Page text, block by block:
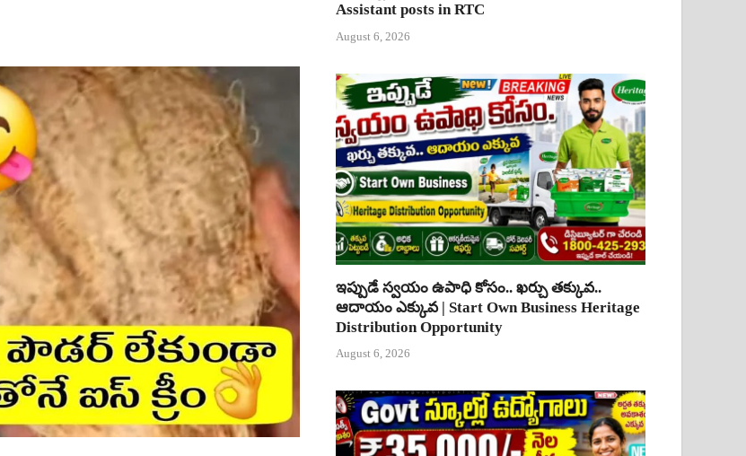
Assistant posts in RTC
August 6, 2026
ఇప్పుడే స్వయం ఉపాధి కోసం.. ఖర్చు తక్కువ..
ఆదాయం ఎక్కువ | Start Own Business Heritage
Distribution Opportunity
August 6, 2026